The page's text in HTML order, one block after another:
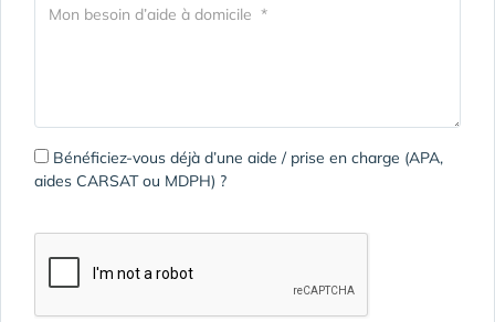
Bénéficiez-vous déjà d’une aide / prise en charge (APA,
aides CARSAT ou MDPH) ?